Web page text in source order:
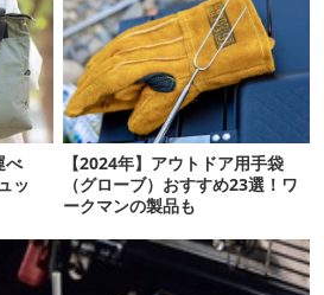
べ
ッ
【2024年】アウトドア用手袋
（グローブ）おすすめ23選！ワ
ークマンの製品も